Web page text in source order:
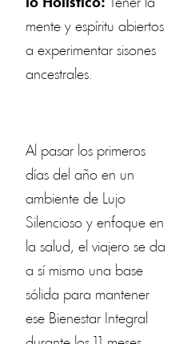
mente y espíritu abiertos
a experimentar sisones
ancestrales.
Al pasar los primeros
días del año en un
ambiente de Lujo
Silencioso y enfoque en
la salud, el viajero se da
a sí mismo una base
sólida para mantener
ese Bienestar Integral